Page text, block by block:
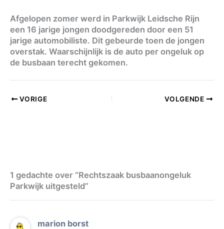
Afgelopen zomer werd in Parkwijk Leidsche Rijn
een 16 jarige jongen doodgereden door een 51
jarige automobiliste. Dit gebeurde toen de jongen
overstak. Waarschijnlijk is de auto per ongeluk op
de busbaan terecht gekomen.
VORIGE VOLGENDE
1 gedachte over “Rechtszaak busbaanongeluk
Parkwijk uitgesteld”
marion borst